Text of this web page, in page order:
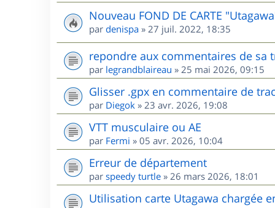
Nouveau FOND DE CARTE
par denispa » 27 juil. 2022, 18:35
repondre aux commentaires de sa
par legrandblaireau » 25 mai 2026, 09:15
Glisser .gpx en commentaire de
par Diegok » 23 avr. 2026, 19:08
VTT musculaire ou AE
par Fermi » 05 avr. 2026, 10:04
Erreur de département
par speedy turtle » 26 mars 2026, 18:01
Utilisation carte Utagawa chargée